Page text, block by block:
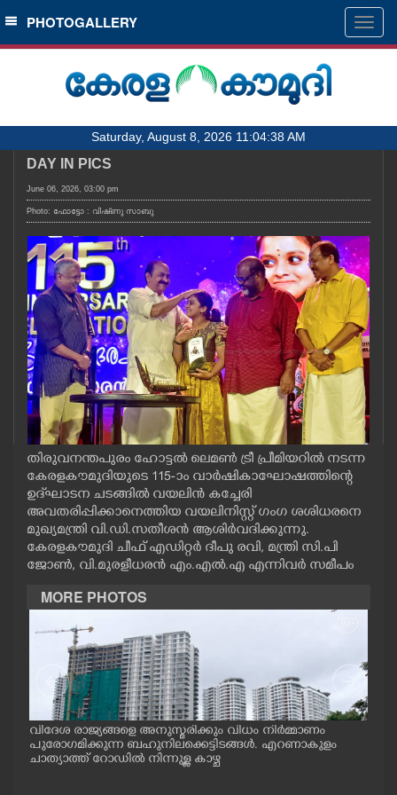
SECTIONS
HOME
NOTIFIED NEWS
KERALA
LOCAL
OBITUARY
NEWS 360
CASE DIARY
CINEMA
OPINION
PHOTOS
SPIRITUAL
INFO+
PHOTOGALLERY
Saturday, August 8, 2026 11:04:38 AM
DAY IN PICS
June 06, 2026, 03:00 pm
Photo: ഫോട്ടോ : വിഷ്‌ണു സാബു
തിരുവനന്തപുരം ഹോട്ടൽ ലെമൺ ട്രീ പ്രീമിയറിൽ നടന്ന
കേരളകൗമുദിയുടെ 115-ാം വാർഷികാഘോഷത്തിന്റെ
ഉദ്‌ഘാടന ചടങ്ങിൽ വയലിൻ കച്ചേരി
അവതരിപ്പിക്കാനെത്തിയ വയലിനിസ്റ്റ് ഗംഗ ശശിധരനെ
മുഖ്യമന്ത്രി വി.ഡി.സതീശൻ ആശിർവദിക്കുന്നു.
കേരളകൗമുദി ചീഫ് എഡിറ്റർ ദീപു രവി, മന്ത്രി സി.പി
ജോൺ, വി.മുരളീധരൻ എം.എൽ.എ എന്നിവർ സമീപം
MORE PHOTOS
വിദേശ രാജ്യങ്ങളെ അനുസ്മരിക്കും വിധം നിർമ്മാണം
പുരോഗമിക്കുന്ന ബഹുനിലക്കെട്ടിടങ്ങൾ. എറണാകുളം
ചാത്യാത്ത് റോഡിൽ നിന്നുള്ള കാഴ്ച